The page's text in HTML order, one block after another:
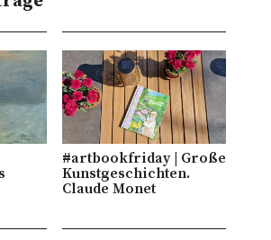
#artbookfriday | Große
Kunstgeschichten.
Claude Monet